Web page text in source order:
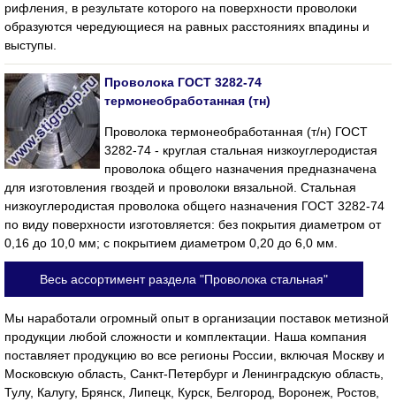
рифления, в результате которого на поверхности проволоки
образуются чередующиеся на равных расстояниях впадины и
выступы.
Проволока ГОСТ 3282-74
термонеобработанная (тн)
Проволока термонеобработанная (т/н) ГОСТ
3282-74 - круглая стальная низкоуглеродистая
проволока общего назначения предназначена
для изготовления гвоздей и проволоки вязальной. Стальная
низкоуглеродистая проволока общего назначения ГОСТ 3282-74
по виду поверхности изготовляется: без покрытия диаметром от
0,16 до 10,0 мм; с покрытием диаметром 0,20 до 6,0 мм.
Весь ассортимент раздела "Проволока стальная"
Мы наработали огромный опыт в организации поставок метизной
продукции любой сложности и комплектации. Наша компания
поставляет продукцию во все регионы России, включая Москву и
Московскую область, Санкт-Петербург и Ленинградскую область,
Тулу, Калугу, Брянск, Липецк, Курск, Белгород, Воронеж, Ростов,